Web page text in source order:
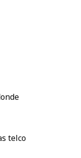
telco